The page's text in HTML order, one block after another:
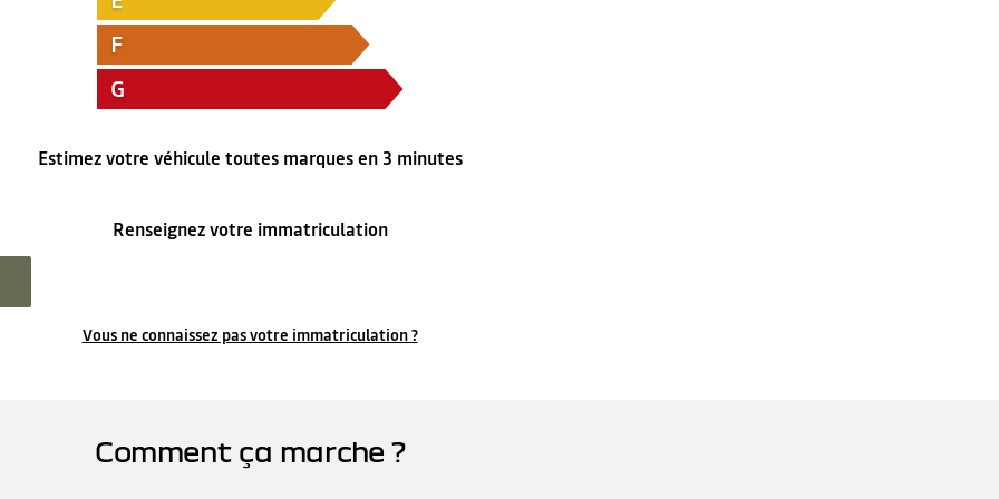
F
G
Estimez votre véhicule toutes marques en 3 minutes
Renseignez votre immatriculation
Vous ne connaissez pas votre immatriculation ?
Comment ça marche ?